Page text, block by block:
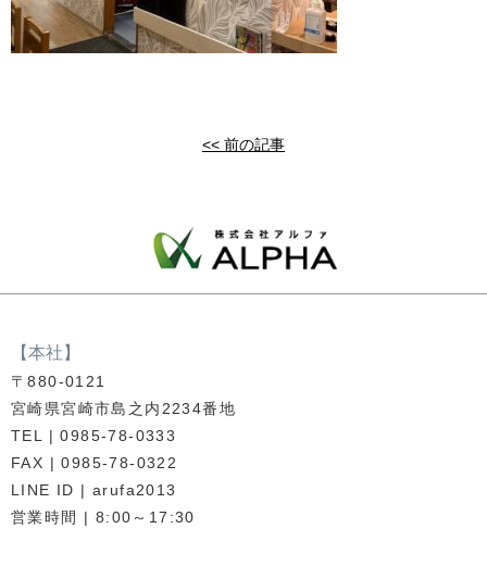
<< 前の記事
【本社】
〒880-0121
宮崎県宮崎市島之内2234番地
TEL | 0985-78-0333
FAX | 0985-78-0322
LINE ID | arufa2013
営業時間 | 8:00～17:30